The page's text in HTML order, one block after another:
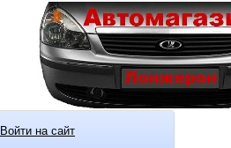
Войти на сайт